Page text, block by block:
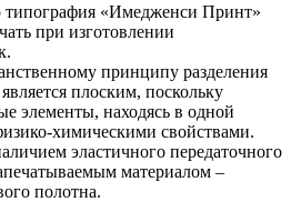
типография «Имедженси Принт»
при изготовлении
принципу разделения
плоским, поскольку
элементы, находясь в одной
химическими свойствами.
эластичного передаточного
материалом –
полотна.